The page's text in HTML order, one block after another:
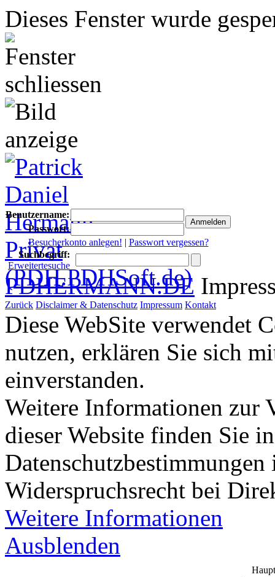
Dieses Fenster wurde
Benutzername:
Passwort:
Besucherkonto anlegen! | Passwort vergessen?
Suchbegriff:
Erweitertesuche
PDHERMANN.DE
Zurück Disclaimer & Datenschutz Impressum Kontakt
Diese WebSite verwendet
nutzen, erklären Sie sich
einverstanden.
Weitere Informationen zur
dieser Website finden Sie
Widerspruchsrecht bei
Weitere Informationen
Ausblenden